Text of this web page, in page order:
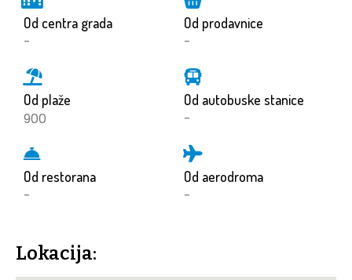
Od centra grada
-
Od plaže
900
Od restorana
-
Od prodavnice
-
Od autobuske stanice
-
Od aerodroma
-
Lokacija: